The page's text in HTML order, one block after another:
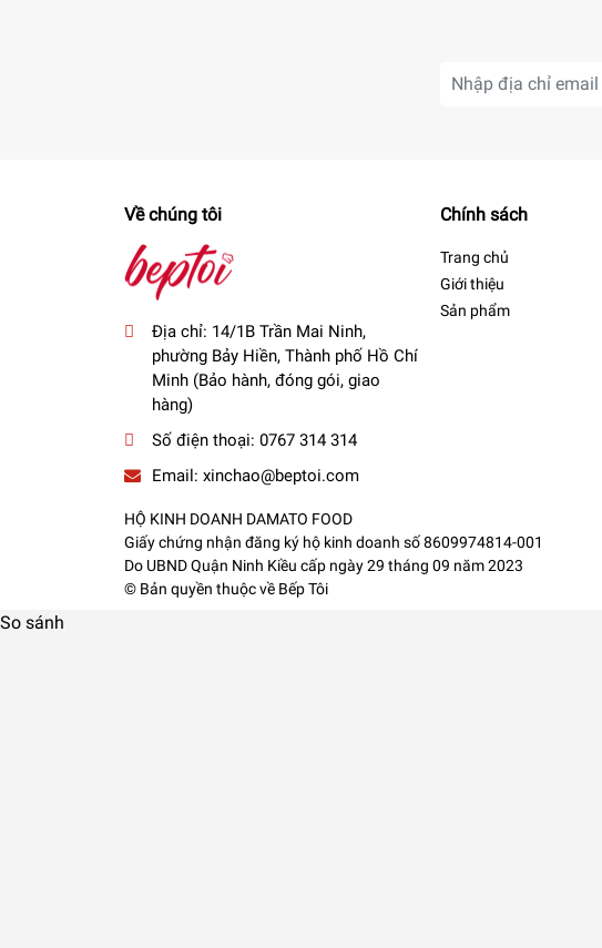
Thông tin sản phẩm
Chất liệu sứ cao cấp, an toàn cho sức khoẻ
Ly sứ
Cốc sứ được làm từ chất liệu sứ cao cấp, nhẵn mịn và có độ sáng
cà phê, trà hay bất kì thức uống nào cũng đều có thể dễ dàng làm sạch sau
Về chúng tôi
Địa chỉ: 14/1B Trần Mai Ninh,
phường Bảy Hiền, Thành phố Hồ Chí
Minh (Bảo hành, đóng gói, giao
hàng)
Số điện thoại: 0767 314 314
Email: xinchao@beptoi.com
Chính sách
Trang chủ
Giới thiệu
Sản phẩm
HỘ KINH DOANH DAMATO FOOD
Giấy chứng nhận đăng ký hộ kinh doanh số 8609974814-001
Do UBND Quận Ninh Kiều cấp ngày 29 tháng 09 năm 2023
© Bản quyền thuộc về Bếp Tôi
So sánh